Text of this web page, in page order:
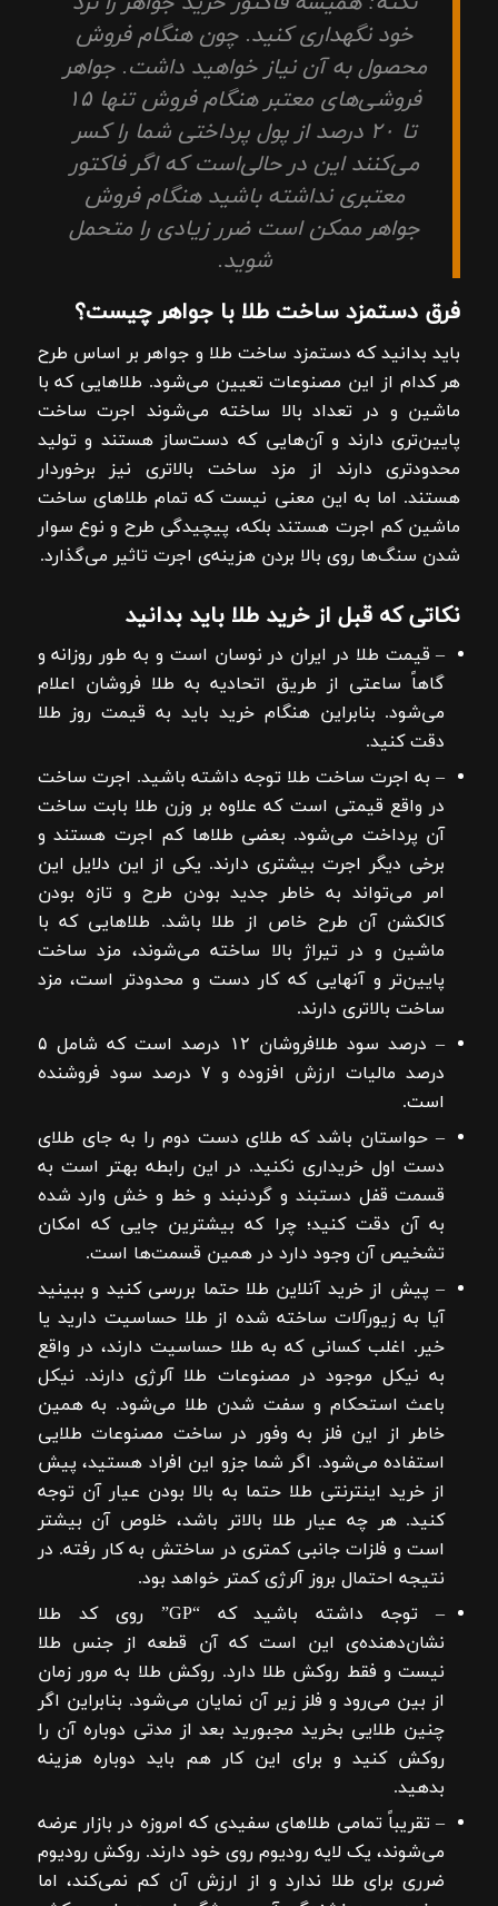
خود نگهداری کنید. چون هنگام فروش
محصول به آن نیاز خواهید داشت. جواهر
فروشی‌های معتبر هنگام فروش تنها ۱۵
تا ۲۰ درصد از پول پرداختی شما را کسر
می‌کنند این در حالی‌است که اگر فاکتور
معتبری نداشته باشید هنگام فروش
جواهر ممکن است ضرر زیادی را متحمل
شوید.
فرق دستمزد ساخت طلا با جواهر چیست؟
باید بدانید که دستمزد ساخت طلا و جواهر بر اساس طرح
هر کدام از این مصنوعات تعیین می‌شود. طلاهایی که با
ماشین و در تعداد بالا ساخته می‌شوند اجرت ساخت
پایین‌تری دارند و آن‌هایی که دست‌ساز هستند و تولید
محدودتری دارند از مزد ساخت بالاتری نیز برخوردار
هستند. اما به این معنی نیست که تمام طلاهای ساخت
ماشین کم اجرت هستند بلکه، پیچیدگی طرح و نوع سوار
شدن سنگ‌ها روی بالا بردن هزینه‌ی اجرت تاثیر می‌گذارد.
نکاتی که قبل از خرید طلا باید بدانید
– قیمت طلا در ایران در نوسان است و به طور روزانه و
گاهاً ساعتی از طریق اتحادیه به طلا فروشان اعلام
می‌شود. بنابراین هنگام خرید باید به قیمت روز طلا
دقت کنید.
– به اجرت ساخت طلا توجه داشته باشید. اجرت ساخت
در واقع قیمتی است که علاوه بر وزن طلا بابت ساخت
آن پرداخت می‌شود. بعضی طلاها کم اجرت هستند و
برخی دیگر اجرت بیشتری دارند. یکی از این دلایل این
امر می‌تواند به خاطر جدید بودن طرح و تازه بودن
کالکشن آن طرح خاص از طلا باشد. طلاهایی که با
ماشین و در تیراژ بالا ساخته می‌شوند، مزد ساخت
پایین‌تر و آنهایی که کار دست و محدود‌تر است، مزد
ساخت بالاتری دارند.
– درصد سود طلافروشان ۱۲ درصد است که شامل ۵
درصد مالیات ارزش افزوده و ۷ درصد سود فروشنده
است.
– حواستان باشد که طلای دست دوم را به جای طلای
دست اول خریداری نکنید. در این رابطه بهتر است به
قسمت قفل دستبند و گردنبند و خط و خش وارد شده
به آن دقت کنید؛ چرا که بیشترین جایی که امکان
تشخیص آن وجود دارد در همین قسمت‌ها است.
– پیش از خرید آنلاین طلا حتما بررسی کنید و ببینید
آیا به زیورآلات ساخته شده از طلا حساسیت دارید یا
خیر. اغلب کسانی که به طلا حساسیت دارند، در واقع
به نیکل موجود در مصنوعات طلا آلرژی دارند. نیکل
باعث استحکام و سفت شدن طلا می‌شود. به همین
خاطر از این فلز به وفور در ساخت مصنوعات طلایی
استفاده می‌شود. اگر شما جزو این افراد هستید، پیش
از خرید اینترنتی طلا حتما به بالا بودن عیار آن توجه
کنید. هر چه عیار طلا بالاتر باشد، خلوص آن بیشتر
است و فلزات جانبی کمتری در ساختش به کار رفته. در
نتیجه احتمال بروز آلرژی کمتر خواهد بود.
– توجه داشته باشید که “GP” روی کد طلا
نشان‌دهنده‌ی این است که آن قطعه از جنس طلا
نیست و فقط روکش طلا دارد. روکش طلا به مرور زمان
از بین می‌رود و فلز زیر آن نمایان می‌شود. بنابراین اگر
چنین طلایی بخرید مجبورید بعد از مدتی دوباره آن را
روکش کنید و برای این کار هم باید دوباره هزینه
بدهید.
– تقریباً تمامی طلاهای سفیدی که امروزه در بازار عرضه
می‌شوند، یک لایه رودیوم روی خود دارند. روکش رودیوم
ضرری برای طلا ندارد و از ارزش آن کم نمی‌کند، اما